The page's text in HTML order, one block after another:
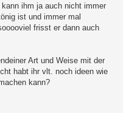
ihm ja auch nicht immer
ist und immer mal
frisst er dann auch
Art und Weise mit der
habt ihr vlt. noch ideen wie
kann?